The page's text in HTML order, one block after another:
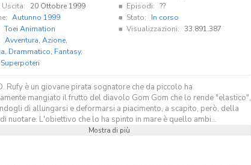
20 Ottobre 1999
Autunno 1999
Toei Animation
Avventura, Azione,
, Drammatico, Fantasy,
Superpoteri
Episodi: ??
Stato:
In corso
Visualizzazioni: 33.891.387
Rufy è un giovane pirata sognatore che da piccolo ha
mangiato il frutto del diavolo Gom Gom che lo rende "elastico",
di allungarsi e deformarsi a piacimento, a scapito, però, della
nuotare. L'obiettivo che lo ha spinto in mare è quello ambi...
Mostra di più